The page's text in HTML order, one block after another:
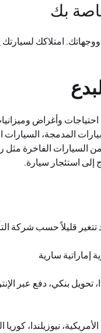
بك
امتلاكك
وأغراض
المدمجة، السيارات
السيارات الفاخرة مثل
إلى استئجار سيارة.
قليلاً حسب شركة
إماراتية سارية
بنكي، دفع عبر
نيوزيلندا، كوريا